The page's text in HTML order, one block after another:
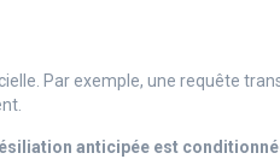
Par exemple, une requête
anticipée est